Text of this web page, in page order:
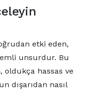
etki eden,
unsurdur. Bu
oldukça hassas ve
dışarıdan nasıl